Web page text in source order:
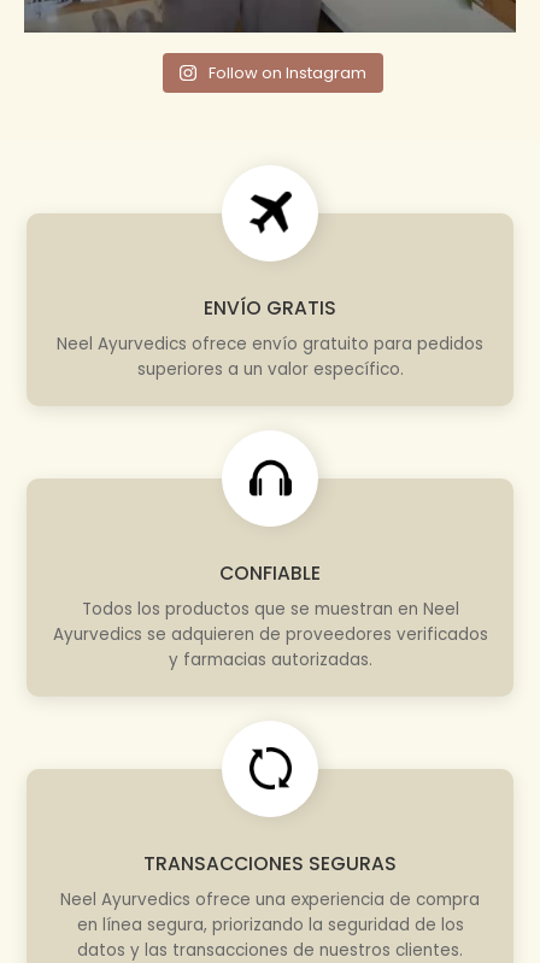
Follow on Instagram
ENVÍO GRATIS
Neel Ayurvedics ofrece envío gratuito para pedidos
superiores a un valor específico.
CONFIABLE
Todos los productos que se muestran en Neel
Ayurvedics se adquieren de proveedores verificados
y farmacias autorizadas.
TRANSACCIONES SEGURAS
Neel Ayurvedics ofrece una experiencia de compra
en línea segura, priorizando la seguridad de los
datos y las transacciones de nuestros clientes.